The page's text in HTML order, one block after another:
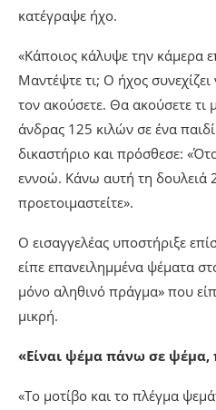
κατέγραψε ήχο.
«Κάποιος κάλυψε την κάμερα
Μαντέψτε τι; Ο ήχος
τον ακούσετε. Θα ακούσετε τι
άνδρας 125 κιλών σε ένα
δικαστήριο και πρόσθεσε:
εννοώ. Κάνω αυτή τη δουλειά
προετοιμαστείτε».
Ο εισαγγελέας υποστήριξε
είπε επανειλημμένα ψέματα
μόνο αληθινό πράγμα» που
μικρή.
«Είναι ψέμα πάνω σε
«Το μοτίβο και το πλέγμα